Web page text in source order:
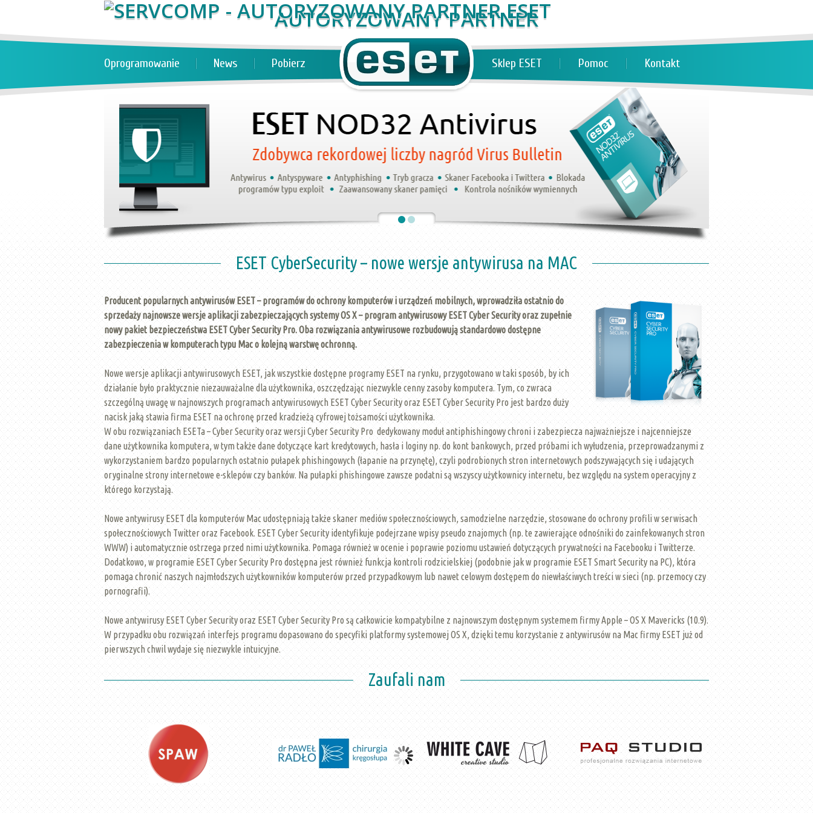
AUTORYZOWANY PARTNER
Oprogramowanie News Pobierz Sklep ESET Pomoc Kontakt
ESET CyberSecurity – nowe wersje antywirusa na MAC
Producent popularnych antywirusów ESET – programów do ochrony komputerów i urządzeń mobilnych, wprowadziła ostatnio do
sprzedaży najnowsze wersje aplikacji zabezpieczających systemy OS X – program antywirusowy ESET Cyber Security oraz zupełnie
nowy pakiet bezpieczeństwa ESET Cyber Security Pro. Oba rozwiązania antywirusowe rozbudowują standardowo dostępne
zabezpieczenia w komputerach typu Mac o kolejną warstwę ochronną.
Nowe wersje aplikacji antywirusowych ESET, jak wszystkie dostępne programy ESET na rynku, przygotowano w taki sposób, by ich
działanie było praktycznie niezauważalne dla użytkownika, oszczędzając niezwykle cenny zasoby komputera. Tym, co zwraca
szczególną uwagę w najnowszych programach antywirusowych ESET Cyber Security oraz ESET Cyber Security Pro jest bardzo duży
nacisk jaką stawia firma ESET na ochronę przed kradzieżą cyfrowej tożsamości użytkownika.
W obu rozwiązaniach ESETa – Cyber Security oraz wersji Cyber Security Pro dedykowany moduł antiphishingowy chroni i zabezpiecza najważniejsze i najcenniejsze
dane użytkownika komputera, w tym także dane dotyczące kart kredytowych, hasła i loginy np. do kont bankowych, przed próbami ich wyłudzenia, przeprowadzanymi z
wykorzystaniem bardzo popularnych ostatnio pułapek phishingowych (łapanie na przynętę), czyli podrobionych stron internetowych podszywających się i udających
oryginalne strony internetowe e-sklepów czy banków. Na pułapki phishingowe zawsze podatni są wszyscy użytkownicy internetu, bez względu na system operacyjny z
którego korzystają.
Nowe antywirusy ESET dla komputerów Mac udostępniają także skaner mediów społecznościowych, samodzielne narzędzie, stosowane do ochrony profili w serwisach
społecznościowych Twitter oraz Facebook. ESET Cyber Security identyfikuje podejrzane wpisy pseudo znajomych (np. te zawierające odnośniki do zainfekowanych stron
WWW) i automatycznie ostrzega przed nimi użytkownika. Pomaga również w ocenie i poprawie poziomu ustawień dotyczących prywatności na Facebooku i Twitterze.
Dodatkowo, w programie ESET Cyber Security Pro dostępna jest również funkcja kontroli rodzicielskiej (podobnie jak w programie ESET Smart Security na PC), która
pomaga chronić naszych najmłodszych użytkowników komputerów przed przypadkowym lub nawet celowym dostępem do niewłaściwych treści w sieci (np. przemocy czy
pornografii).
Nowe antywirusy ESET Cyber Security oraz ESET Cyber Security Pro są całkowicie kompatybilne z najnowszym dostępnym systemem firmy Apple – OS X Mavericks (10.9).
W przypadku obu rozwiązań interfejs programu dopasowano do specyfiki platformy systemowej OS X, dzięki temu korzystanie z antywirusów na Mac firmy ESET już od
pierwszych chwil wydaje się niezwykle intuicyjne.
Zaufali nam